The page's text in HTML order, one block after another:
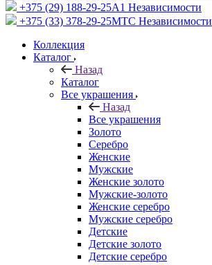
+375 (29) 188-29-25A1 Независимости
+375 (33) 378-29-25МТС Независимости
Коллекция
Каталог
Назад
Каталог
Все украшения
Назад
Все украшения
Золото
Серебро
Женские
Мужские
Женские золото
Мужские-золото
Женские серебро
Мужские серебро
Детские
Детские золото
Детские серебро